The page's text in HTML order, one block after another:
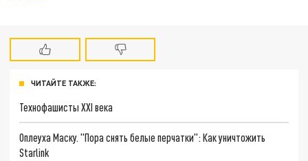
ЧИТАЙТЕ ТАКЖЕ:
Технофашисты XXI века
Оплеуха Маску. "Пора снять белые перчатки": Как уничтожить
Starlink